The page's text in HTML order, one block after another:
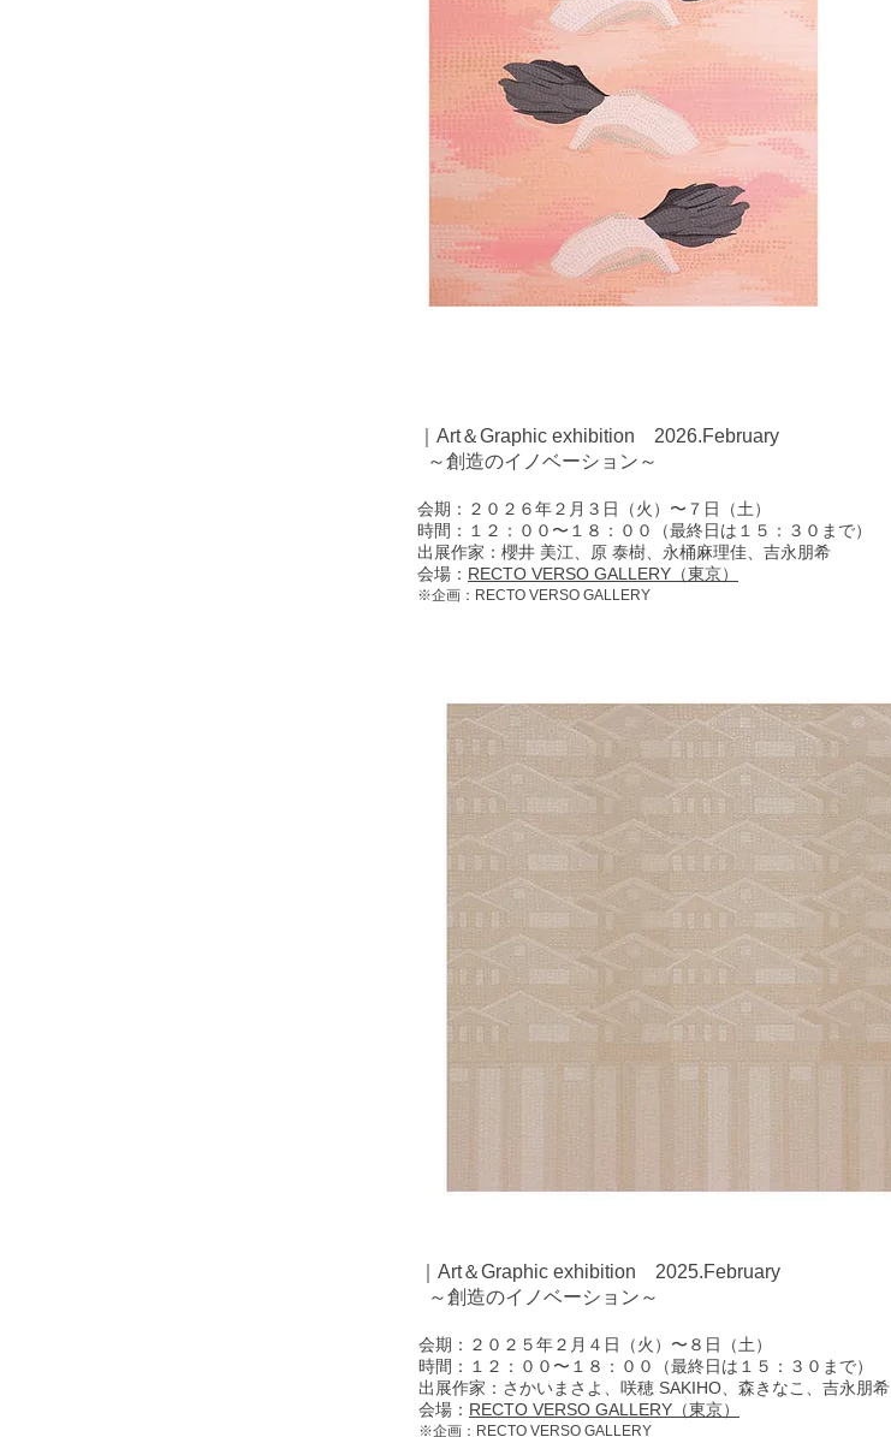
｜Art＆Graphic exhibition 2026.February
～創造のイノベーション～
会期：２０２６年２月３日（火）〜７日（土）
時間：１２：００〜１８：００（最終日は１５：３０まで）
出展作家：櫻井 美江、原 泰樹、永桶麻理佳、吉永朋希
会場： RECTO VERSO GALLERY（東京）
※企画：RECTO VERSO GALLERY
｜Art＆Graphic exhibition 2025.February
～創造のイノベーション～
会期：２０２５年２月４日（火）〜８日（土）
時間：１２：００〜１８：００（最終日は１５：３０まで）
出展作家：さかいまさよ、咲穂 SAKIHO、森きなこ、吉永朋希
会場： RECTO VERSO GALLERY（東京）
※企画：RECTO VERSO GALLERY